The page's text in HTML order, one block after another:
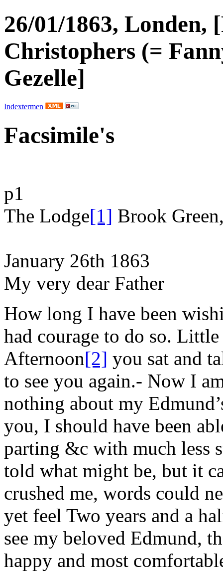
26/01/1863, Londen,
Christophers (=
Gezelle]
Indextermen
Facsimile's
p1
The Lodge[1] Brook Green
January 26th 1863
My very dear Father
How long I have been
had courage to do so.
Afternoon[2] you sat and
to see you again.- Now I
nothing about my Edmund
you, I should have been
parting &c with much less
told what might be, but it
crushed me, words could
yet feel Two years and a
see my beloved Edmund,
happy and most